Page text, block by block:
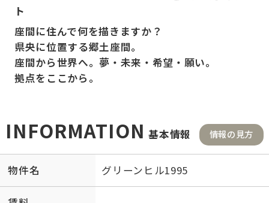
ト
座間に住んで何を描きますか？
県央に位置する郷土座間。
座間から世界へ。夢・未来・希望・願い。
拠点をここから。
INFORMATION 基本情報 情報の見方
物件名 グリーンヒル1995